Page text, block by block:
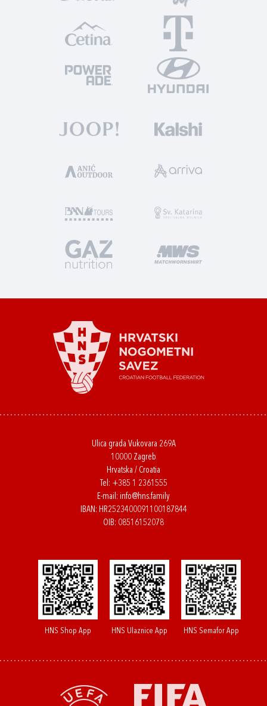
Ulica grada Vukovara 269A
10000 Zagreb
Hrvatska / Croatia
Tel: +385 1 2361555
E-mail: info@hns.family
IBAN: HR2523400091100187844
OIB: 08516152078
HNS Shop App HNS Ulaznice App HNS Semafor App